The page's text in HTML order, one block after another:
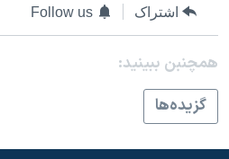
اعتراضات مردمی آبان ۹۸
اسرائیل در جنگ
نرگس محمدی برنده جایزه نوبل صلح
همایش محافظه‌کاران آمریکا «سی‌پک»
اشتراک Follow us
همچنبن ببینید:
گزيده‌ها